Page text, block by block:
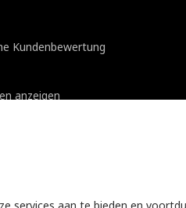
Kundenbewertung
anzeigen